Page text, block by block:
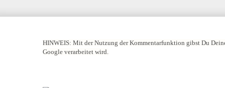
HINWEIS: Mit der Nutzung der Kommentarfunktion gibst Du
Google verarbeitet wird.